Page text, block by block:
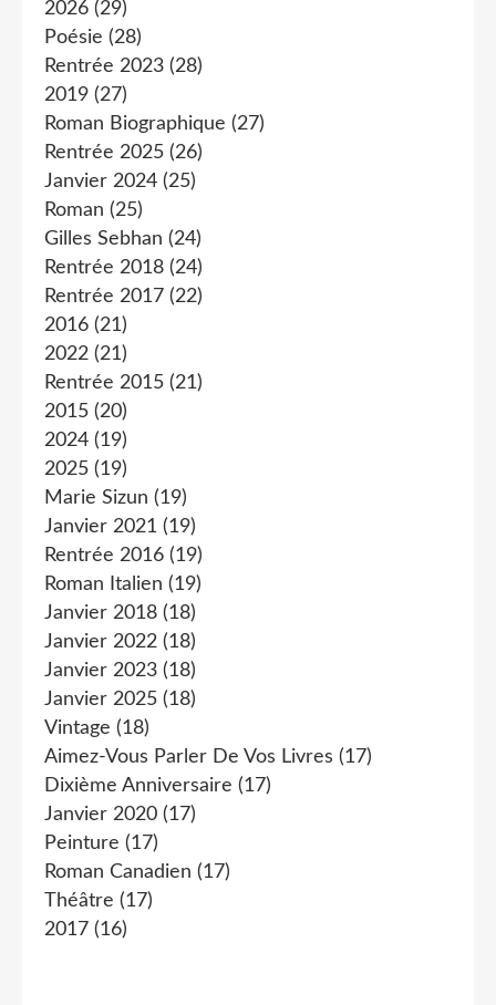
2026 (29)
Poésie (28)
Rentrée 2023 (28)
2019 (27)
Roman Biographique (27)
Rentrée 2025 (26)
Janvier 2024 (25)
Roman (25)
Gilles Sebhan (24)
Rentrée 2018 (24)
Rentrée 2017 (22)
2016 (21)
2022 (21)
Rentrée 2015 (21)
2015 (20)
2024 (19)
2025 (19)
Marie Sizun (19)
Janvier 2021 (19)
Rentrée 2016 (19)
Roman Italien (19)
Janvier 2018 (18)
Janvier 2022 (18)
Janvier 2023 (18)
Janvier 2025 (18)
Vintage (18)
Aimez-Vous Parler De Vos Livres (17)
Dixième Anniversaire (17)
Janvier 2020 (17)
Peinture (17)
Roman Canadien (17)
Théâtre (17)
2017 (16)